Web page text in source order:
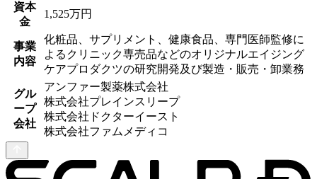
資本
金
1,525万円
事業
内容
化粧品、サプリメント、健康食品、専門医師監修に
よるクリニック専売品などのオリジナルエイジング
ケアプロダクツの研究開発及び製造・販売・卸業務
グル
ープ
会社
アンファー製薬株式会社
株式会社プレインスリープ
株式会社ドクターイースト
株式会社ファムメディコ